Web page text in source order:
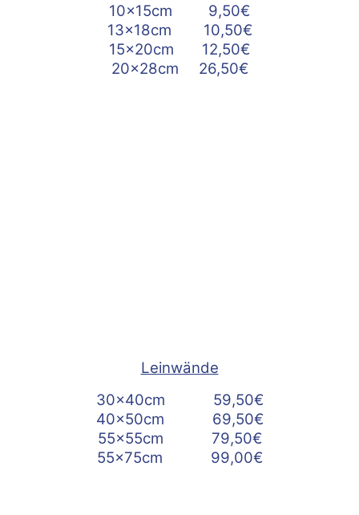
10x15cm 9,50€
13x18cm 10,50€
15x20cm 12,50€
20x28cm 26,50€
Leinwände
30x40cm 59,50€
40x50cm 69,50€
55x55cm 79,50€
55x75cm 99,00€